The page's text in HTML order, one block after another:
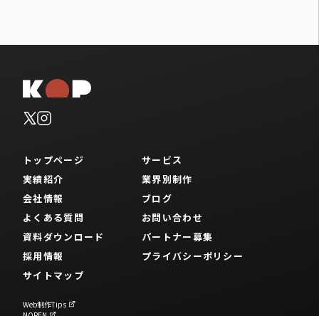
トップページ
サービス
実績紹介
業界別制作
会社情報
ブログ
よくある質問
お問い合わせ
資料ダウンロード
パートナー募集
採用情報
プライバシーポリシー
サイトマップ
Web制作Tips